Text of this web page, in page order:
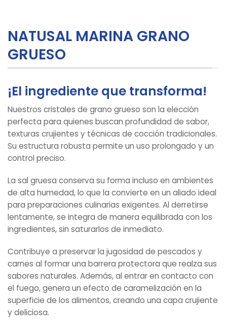
NATUSAL MARINA GRANO
GRUESO
¡El ingrediente que transforma!
Nuestros cristales de grano grueso son la elección
perfecta para quienes buscan profundidad de sabor,
texturas crujientes y técnicas de cocción tradicionales.
Su estructura robusta permite un uso prolongado y un
control preciso.
La sal gruesa conserva su forma incluso en ambientes
de alta humedad, lo que la convierte en un aliado ideal
para preparaciones culinarias exigentes. Al derretirse
lentamente, se integra de manera equilibrada con los
ingredientes, sin saturarlos de inmediato.
Contribuye a preservar la jugosidad de pescados y
carnes al formar una barrera protectora que realza sus
sabores naturales. Además, al entrar en contacto con
el fuego, genera un efecto de caramelización en la
superficie de los alimentos, creando una capa crujiente
y deliciosa.